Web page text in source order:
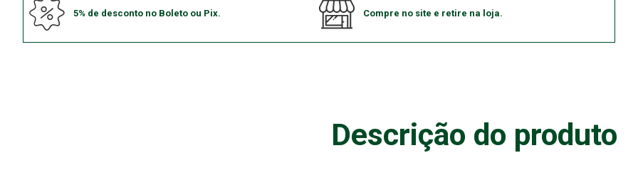
5% de desconto no Boleto ou Pix. Compre no site e retire na loja.
Descrição do produto